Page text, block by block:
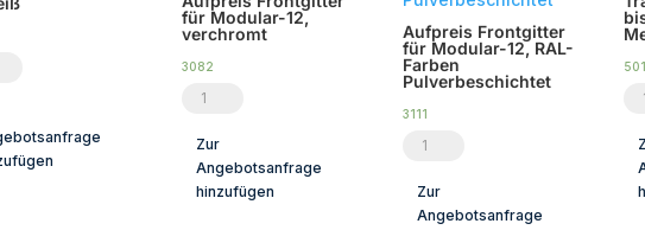
für Modular-12,
verchromt
3082
Aufpreis
Modular-
Zur
Angebotsanfrage
hinzufügen
Aufpreis Frontgitter
für Modular-12, RAL-
Farben
Pulverbeschichtet
3111
Aufpreis
Zur
Angebotsanfrage
zu